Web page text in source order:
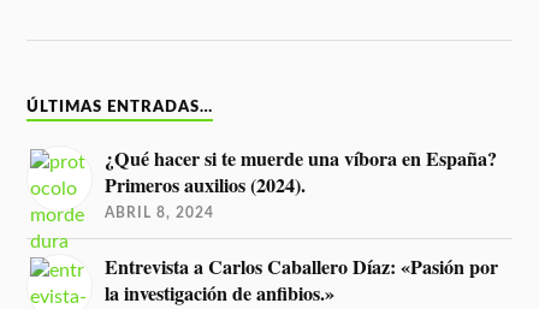
ÚLTIMAS ENTRADAS…
¿Qué hacer si te muerde una víbora en España?
Primeros auxilios (2024).
ABRIL 8, 2024
Entrevista a Carlos Caballero Díaz: «Pasión por
la investigación de anfibios.»